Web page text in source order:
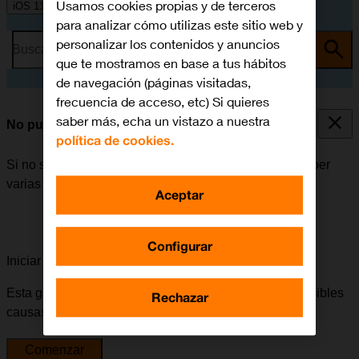
iOS 11.0
Busca por problema o tema
No puedo instalar una app
Si no se puede instalar una app en el móvil, puede haber
varias causas posibles al problema.
Iniciar la guía para solucionar tu problema
Esta guía te va a conducir a través de una serie de posibles
causas y soluciones al problema.
Comenzar
Usamos cookies propias y de terceros
para analizar cómo utilizas este sitio web y
personalizar los contenidos y anuncios
que te mostramos en base a tus hábitos
de navegación (páginas visitadas,
frecuencia de acceso, etc) Si quieres
saber más, echa un vistazo a nuestra
política de cookies.
Configurar
Rechazar
Aceptar